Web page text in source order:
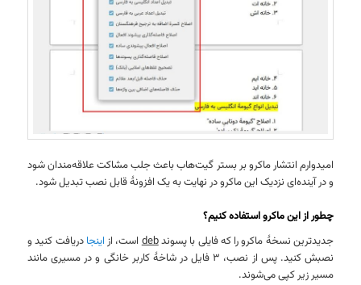
امیدوارم انتشار ماکرو بر بستر گیت‌هاب باعث جلب مشاکت علاقه‌مندان شود
و در آینده‌ای نزدیک این ماکرو در نهایت به یک افزونهٔ قابل نصب تبدیل شود.
چطور از این ماکرو استفاده کنیم؟
جدیدترین نسخهٔ ماکرو را که فایلی با پسوندdebاست، از اینجا دریافت کنید و
نصبش کنید. پس از نصب، ۳ فایل در شاخهٔ کاربر خانگی و در مسیری مانند
مسیر زیر کپی می‌شوند.